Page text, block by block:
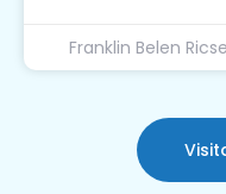
Franklin Belen Ricse